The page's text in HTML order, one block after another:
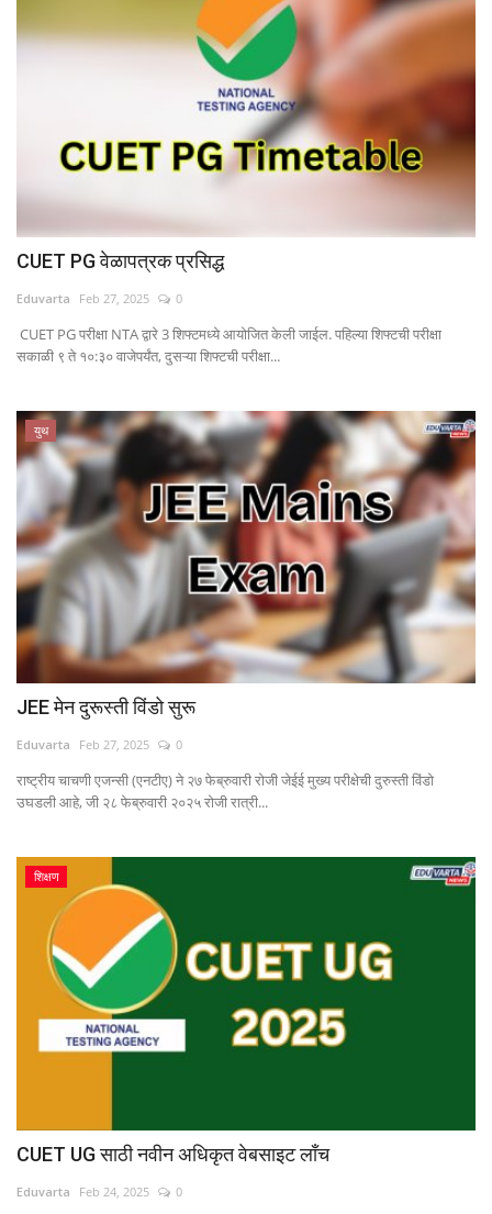
CUET PG वेळापत्रक प्रसिद्ध
Eduvarta Feb 27, 2025 0
CUET PG परीक्षा NTA द्वारे 3 शिफ्टमध्ये आयोजित केली जाईल. पहिल्या शिफ्टची परीक्षा
सकाळी ९ ते १०:३० वाजेपर्यंत, दुसऱ्या शिफ्टची परीक्षा...
युथ
JEE मेन दुरूस्ती विंडो सुरू
Eduvarta Feb 27, 2025 0
राष्ट्रीय चाचणी एजन्सी (एनटीए) ने २७ फेब्रुवारी रोजी जेईई मुख्य परीक्षेची दुरुस्ती विंडो
उघडली आहे, जी २८ फेब्रुवारी २०२५ रोजी रात्री...
शिक्षण
CUET UG साठी नवीन अधिकृत वेबसाइट लाँच
Eduvarta Feb 24, 2025 0